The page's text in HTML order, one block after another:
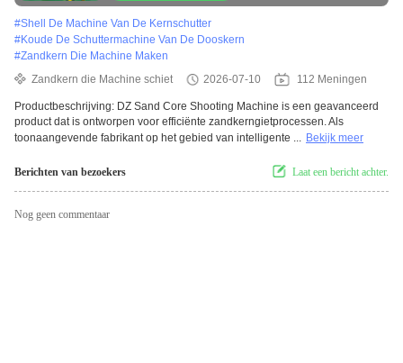
#Shell De Machine Van De Kernschutter
#Koude De Schuttermachine Van De Dooskern
#Zandkern Die Machine Maken
Zandkern die Machine schiet
2026-07-10 112 Meningen
Productbeschrijving: DZ Sand Core Shooting Machine is een geavanceerd
product dat is ontworpen voor efficiënte zandkerngietprocessen. Als
toonaangevende fabrikant op het gebied van intelligente ... Bekijk meer
Berichten van bezoekers Laat een bericht achter.
Nog geen commentaar